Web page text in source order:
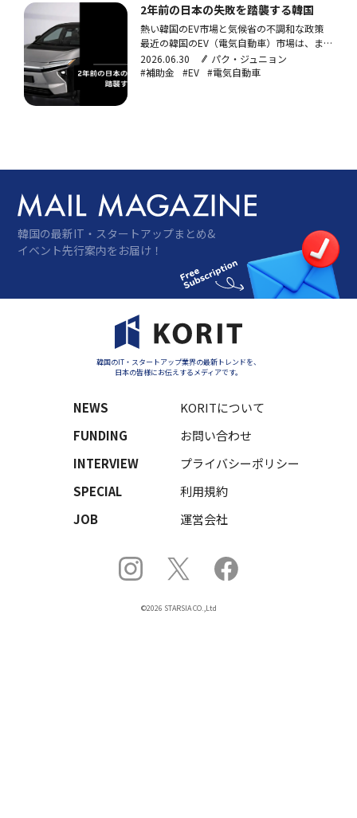
2年前の日本の失敗を踏襲する韓国
熱い韓国のEV市場と気候省の不調和な政策
最近の韓国のEV（電気自動車）市場は、ま
さに戦国時代です。戦争の影響による原油高
が続く中、今年初めのTesla（テスラ）によ
2026.06.30
パク・ジュニョン
#補助金
#EV #電気自動車
韓国の最新IT・スタートアップまとめ&
イベント先行案内をお届け！
韓国のIT・スタートアップ業界の最新トレンドを、
日本の皆様にお伝えするメディアです。
NEWS
FUNDING
INTERVIEW
SPECIAL
JOB
KORITについて
お問い合わせ
プライバシーポリシー
利用規約
運営会社
©2026 STARSIA CO.,Ltd